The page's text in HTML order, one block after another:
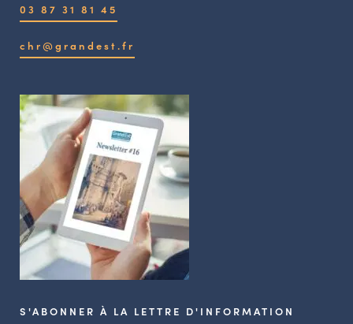
03 87 31 81 45
chr@grandest.fr
S'ABONNER À LA LETTRE D'INFORMATION